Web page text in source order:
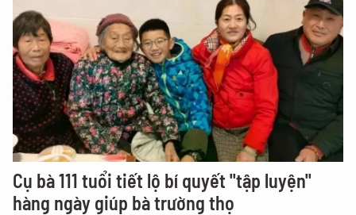
Cụ bà 111 tuổi tiết lộ bí quyết "tập luyện"
hàng ngày giúp bà trường thọ